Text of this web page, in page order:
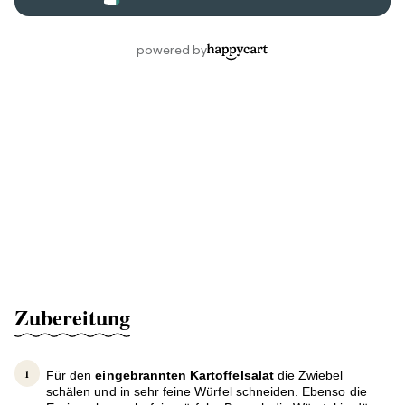
Zubereitung
Für deneingebrannten Kartoffelsalatdie Zwiebel
schälen und in sehr feine Würfel schneiden. Ebenso die